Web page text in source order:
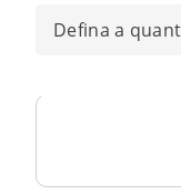
Defina a